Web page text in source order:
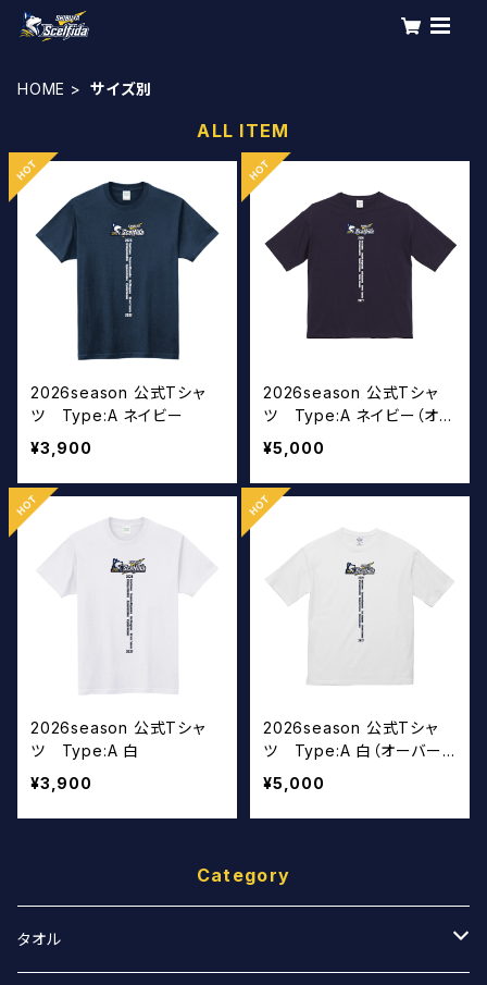
HOME サイズ別
ALL ITEM
2026season 公式Tシャ
ツ Type:A ネイビー
¥3,900
2026season 公式Tシャ
ツ Type:A ネイビー（オー
バーサイズ）
¥5,000
2026season 公式Tシャ
ツ Type:A 白
¥3,900
2026season 公式Tシャ
ツ Type:A 白（オーバー
サイズ）
¥5,000
Category
タオル